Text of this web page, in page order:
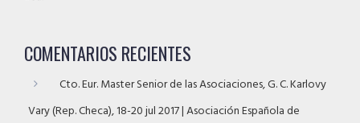
COMENTARIOS RECIENTES
Cto. Eur. Master Senior de las Asociaciones, G. C. Karlovy
Vary (Rep. Checa), 18-20 jul 2017 | Asociación Española de